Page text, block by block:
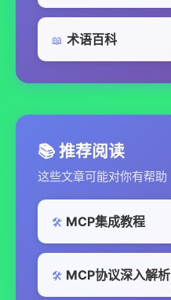
📖 术语百科
📚 推荐阅读
这些文章可能对你有帮助
🛠️ MCP集成教程
🛠️ MCP协议深入解析